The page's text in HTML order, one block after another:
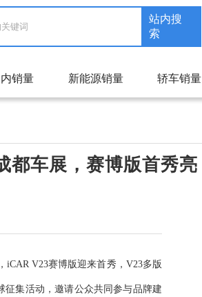
站内搜
索
销量 新能源销量 轿车销量
都车展，赛博版首秀亮
iCAR V23赛博版迎来首秀，V23多版
征集活动，邀请公众共同参与品牌建
A级车销量排名
C级车销量排名